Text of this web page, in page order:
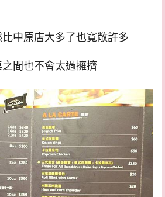
中原店大多了也寬敞許多
之間也不會太過擁擠